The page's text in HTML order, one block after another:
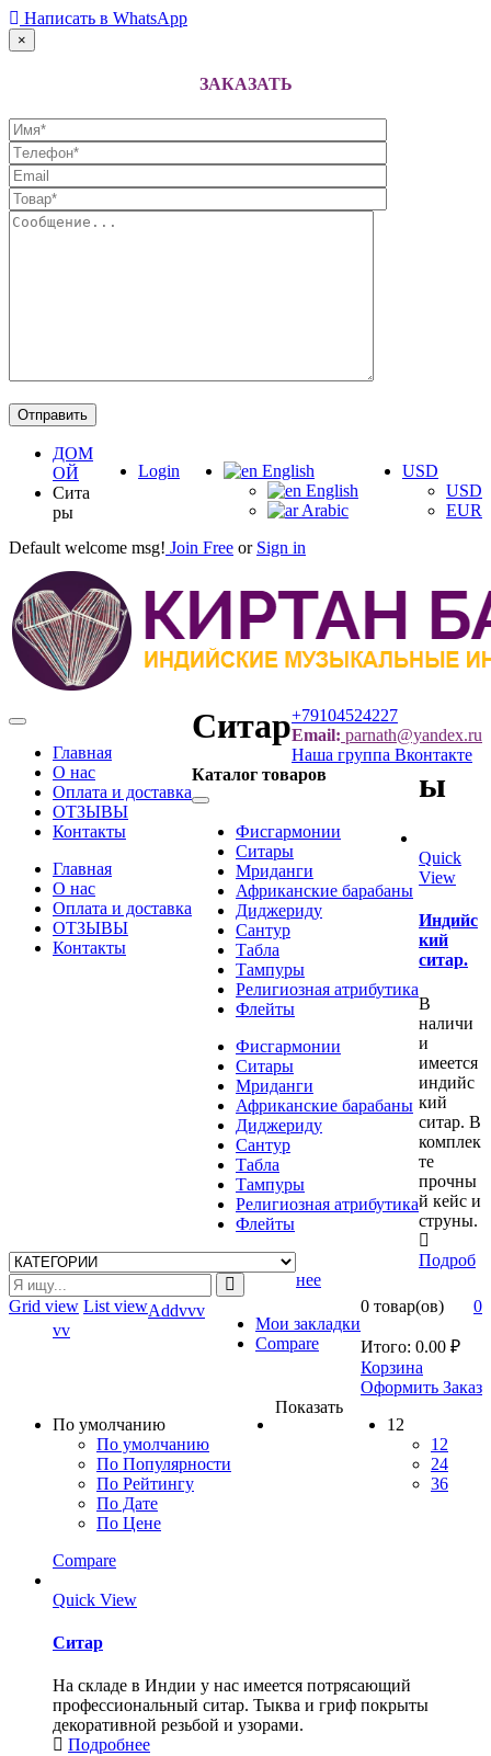
Написать в WhatsApp
×
ЗАКАЗАТЬ
USD
USD
EUR
English
English
Arabic
Login
Default welcome msg! Join Free or Sign in
Categories
Главная
О нас
Оплата и доставка
ОТЗЫВЫ
Контакты
Главная
О нас
Оплата и доставка
ОТЗЫВЫ
Контакты
+79104524227
Email: parnath@yandex.ru
Наша группа Вконтакте
Каталог товаров
Categories
Фисгармонии
Ситары
Мриданги
Африканские барабаны
Диджериду
Сантур
Табла
Тампуры
Религиозная атрибутика
Флейты
Фисгармонии
Ситары
Мриданги
Африканские барабаны
Диджериду
Сантур
Табла
Тампуры
Религиозная атрибутика
Флейты
0
0 товар(ов)
Итого: 0.00 ₽
Корзина
Оформить Заказ
Мои закладки
Compare
ДОМ
ОЙ
Сита
ры
Ситар
ы
Grid view List view
По умолчанию
По умолчанию
По Популярности
По Рейтингу
По Дате
По Цене
Показать
12
12
24
36
Quick
View
Индийс
кий
ситар.
В
наличи
и
имеется
индийс
кий
ситар. В
комплек
те
прочны
й кейс и
струны.
Подроб
нее
Addvvv
vv
Compare
Quick View
Ситар
На складе в Индии у нас имеется потрясающий
профессиональный ситар. Тыква и гриф покрыты
декоративной резьбой и узорами.
Подробнее